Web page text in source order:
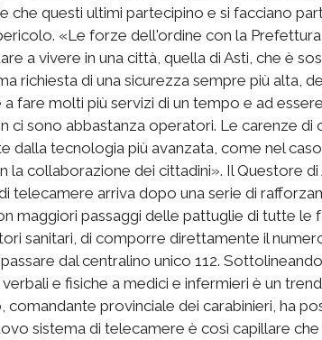
che questi ultimi partecipino e si facciano
«Le forze dell'ordine con la
a vivere in una città, quella di Asti, che è
richiesta di una sicurezza sempre più alta,
fare molti più servizi di un tempo e ad
ci sono abbastanza operatori. Le carenze
dalla tecnologia più avanzata, come nel
la collaborazione dei cittadini». Il Questore
telecamere arriva dopo una serie di
maggiori passaggi delle pattuglie di tutte le
sanitari, di comporre direttamente il
dal centralino unico 112.
e fisiche a medici e infermieri è un
provinciale dei carabinieri, ha
sistema di telecamere è così capillare